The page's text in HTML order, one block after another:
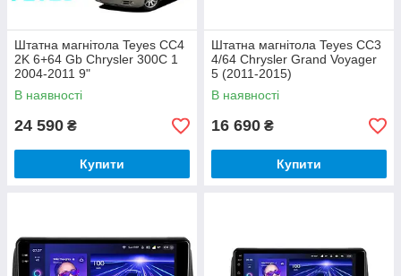
Штатна магнітола Teyes CC4
2K 6+64 Gb Chrysler 300C 1
2004-2011 9"
В наявності
24 590 ₴
Купити
Штатна магнітола Teyes CC3
4/64 Chrysler Grand Voyager
5 (2011-2015)
В наявності
16 690 ₴
Купити